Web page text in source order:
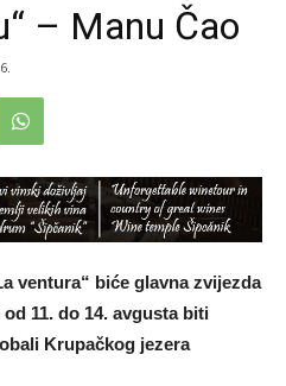
– Manu Čao
ventura“ biće glavna zvijezda
11. do 14. avgusta biti
Krupačkog jezera